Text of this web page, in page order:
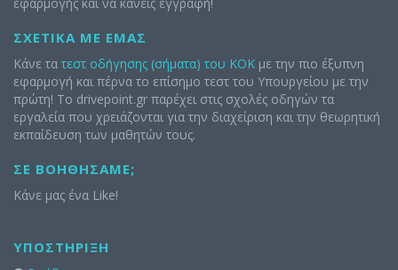
ΣΧΕΤΙΚΆ ΜΕ ΕΜΆΣ
Κάνε τα τεστ οδήγησης (σήματα) του ΚΟΚ με την πιο έξυπνη
εφαρμογή και πέρνα το επίσημο τεστ του Υπουργείου με την
πρώτη! Το drivepoint.gr παρέχει στις σχολές οδηγών τα
εργαλεία που χρειάζονται για την διαχείριση και την θεωρητική
εκπαίδευση των μαθητών τους.
ΣΕ ΒΟΗΘΉΣΑΜΕ;
Κάνε μας ένα Like!
ΥΠΟΣΤΉΡΙΞΗ